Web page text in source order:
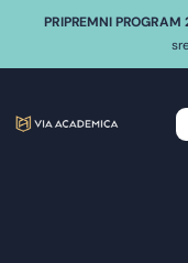
PRIPREMNI PROGRAM